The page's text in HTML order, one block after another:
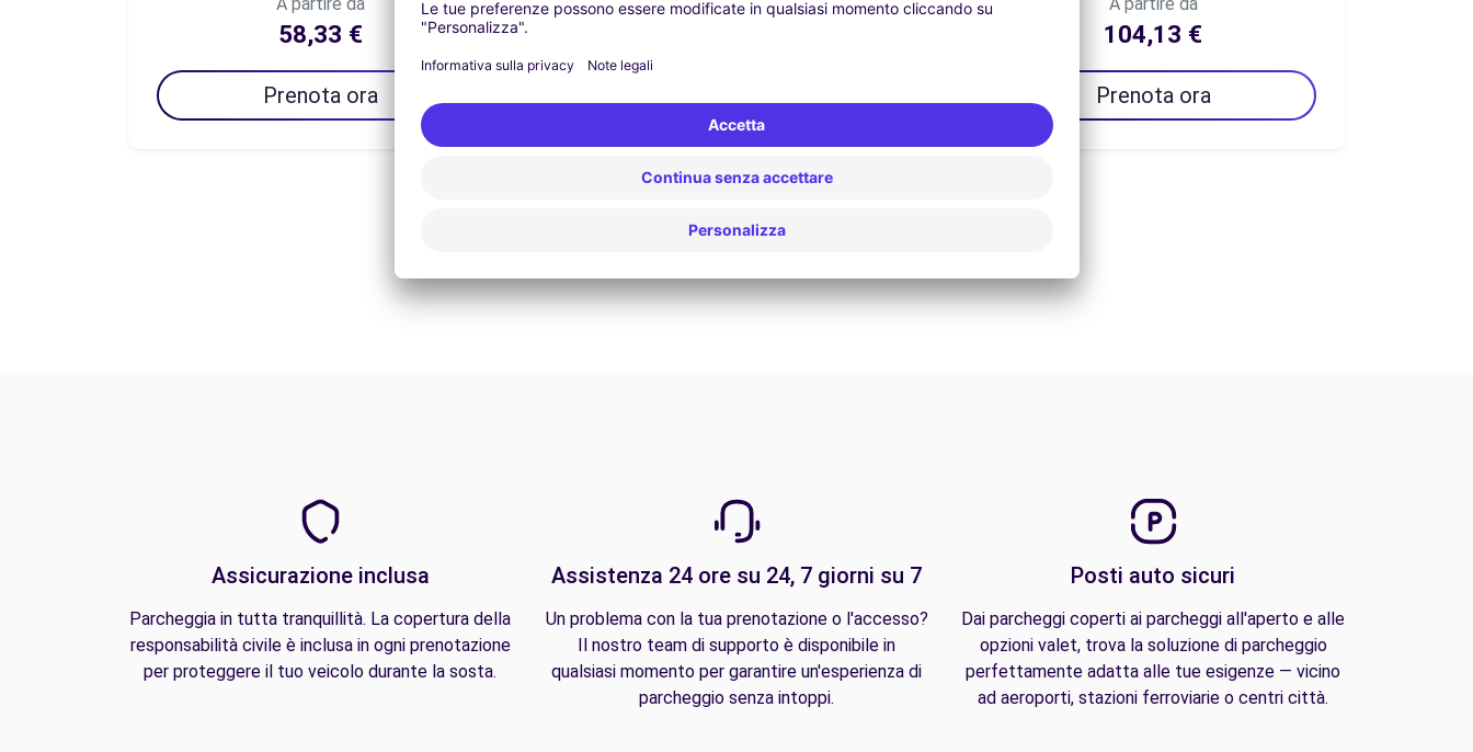
58,33 €
Prenota ora
104,13 €
Prenota ora
Assicurazione inclusa
Parcheggia in tutta tranquillità. La copertura della
responsabilità civile è inclusa in ogni prenotazione
per proteggere il tuo veicolo durante la sosta.
Assistenza 24 ore su 24, 7 giorni su 7
Un problema con la tua prenotazione o l'accesso?
Il nostro team di supporto è disponibile in
qualsiasi momento per garantire un'esperienza di
parcheggio senza intoppi.
Posti auto sicuri
Dai parcheggi coperti ai parcheggi all'aperto e alle
opzioni valet, trova la soluzione di parcheggio
perfettamente adatta alle tue esigenze — vicino
ad aeroporti, stazioni ferroviarie o centri città.